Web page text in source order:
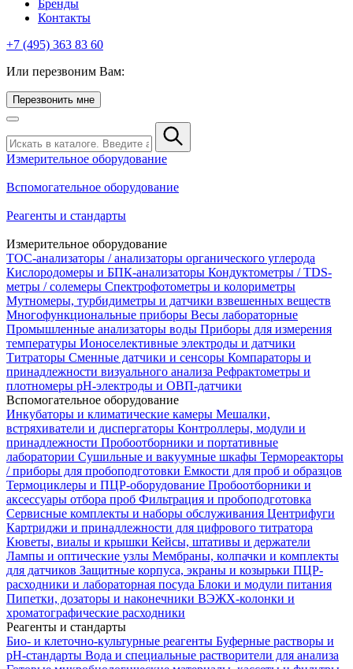
Бренды
Контакты
+7 (495) 363 83 60
Или перезвоним Вам:
Перезвонить мне
Измерительное оборудование
Вспомогательное оборудование
Реагенты и стандарты
Измерительное оборудование
TOC-анализаторы / анализаторы органического углерода
Кислородомеры и БПК-анализаторы Кондуктометры / TDS-
метры / солемеры Спектрофотометры и колориметры
Мутномеры, турбидиметры и датчики взвешенных веществ
Многофункциональные приборы Весы лабораторные
Промышленные анализаторы воды Приборы для измерения
температуры Ионоселективные электроды и датчики
Титраторы Сменные датчики и сенсоры Компараторы и
принадлежности визуального анализа Рефрактометры и
плотномеры pH-электроды и ОВП-датчики
Вспомогательное оборудование
Инкубаторы и климатические камеры Мешалки,
встряхиватели и диспергаторы Контроллеры, модули и
принадлежности Пробоотборники и портативные
лаборатории Сушильные и вакуумные шкафы Термореакторы
/ приборы для пробоподготовки Емкости для проб и образцов
Термоциклеры и ПЦР-оборудование Пробоотборники и
аксессуары отбора проб Фильтрация и пробоподготовка
Сервисные комплекты и наборы обслуживания Центрифуги
Картриджи и принадлежности для цифрового титратора
Кюветы, виалы и крышки Кейсы, штативы и держатели
Лампы и оптические узлы Мембраны, колпачки и комплекты
для датчиков Защитные корпуса, экраны и козырьки ПЦР-
расходники и лабораторная посуда Блоки и модули питания
Пипетки, дозаторы и наконечники ВЭЖХ-колонки и
хроматографические расходники
Реагенты и стандарты
Био- и клеточно-культурные реагенты Буферные растворы и
pH-стандарты Вода и специальные растворители для анализа